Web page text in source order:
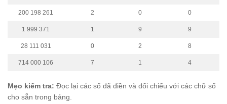
200 198 261 2 0 0
1 999 371 1 9 9
28 111 031 0 2 8
714 000 106 7 1 4
Mẹo kiểm tra: Đọc lại các số đã điền và đối chiếu với các chữ số
cho sẵn trong bảng.